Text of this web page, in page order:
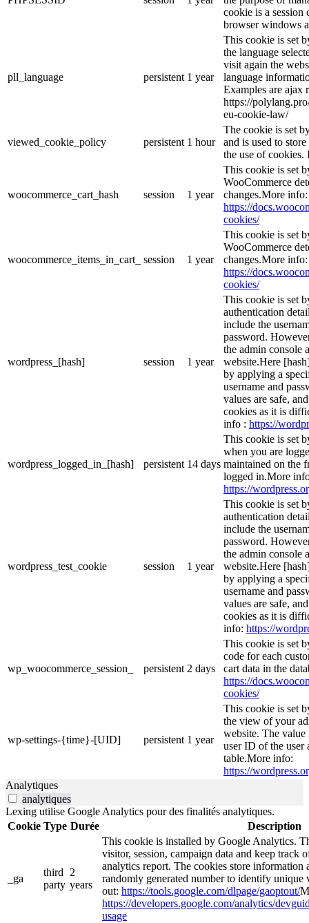
cookie is a session
browser windows
pll_language persistent 1 year
This cookie is set
the language
visit again the
language
Examples are ajax
https://
eu-cookie-law/
viewed_cookie_policy persistent 1 hour
The cookie is set
and is used to
the use of cookies.
woocommerce_cart_hash session 1 year
This cookie is set
WooCommerce
changes.More info:
https://
cookies/
woocommerce_items_in_cart_ session 1 year
This cookie is set
WooCommerce
changes.More info:
https://
cookies/
wordpress_[hash] session 1 year
This cookie is set
authentication
include the
password.
the admin console
website.Here
by applying a
username and
values are safe,
cookies as it is
info : https://
wordpress_logged_in_[hash] persistent 14 days
This cookie is set
when you are
maintained on the
logged in.More
https://
wordpress_test_cookie session 1 year
This cookie is set
authentication
include the
password.
the admin console
website.Here
by applying a
username and
values are safe,
cookies as it is
info: https://
wp_woocommerce_session_ persistent 2 days
This cookie is set
code for each
cart data in the
https://
cookies/
wp-settings-{time}-[UID] persistent 1 year
This cookie is set
the view of your
website. The
user ID of the user
table.More info:
https://
Analytiques
analytiques
Lexing utilise Google Analytics pour des finalités analytiques.
Cookie Type Durée Description
_ga
third
party
2
years
This cookie is installed by Google Analytics.
visitor, session, campaign data and keep track
analytics report. The cookies store information
randomly generated number to identify unique
out: https://tools.google.com/dlpage/gaoptout/
https://developers.google.com/analytics/
usage